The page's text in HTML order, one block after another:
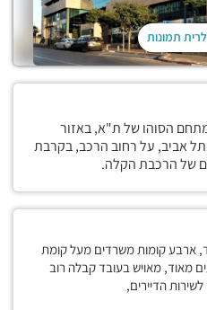
תמונות
הסוהו של ת"א, באזור
אביב, על רחוב הרכב, בקרבת
של הרכבת הקלה.
ארבע קומות משרדים מעל קומת
מאוד, מאויש בעובד קבלה רוב
הדיירים,